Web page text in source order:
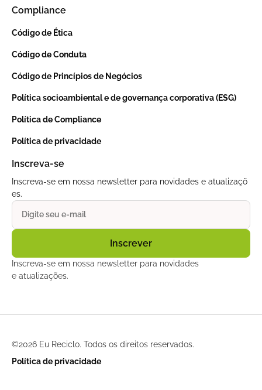
Compliance
Código de Ética
Código de Conduta
Código de Princípios de Negócios
Política socioambiental e de governança corporativa (ESG)
Política de Compliance
Política de privacidade
Inscreva-se
Inscreva-se em nossa newsletter para novidades e atualizaçõ
es.
Inscreva-se em nossa newsletter para novidades
e atualizações.
©2026 Eu Reciclo. Todos os direitos reservados.
Política de privacidade